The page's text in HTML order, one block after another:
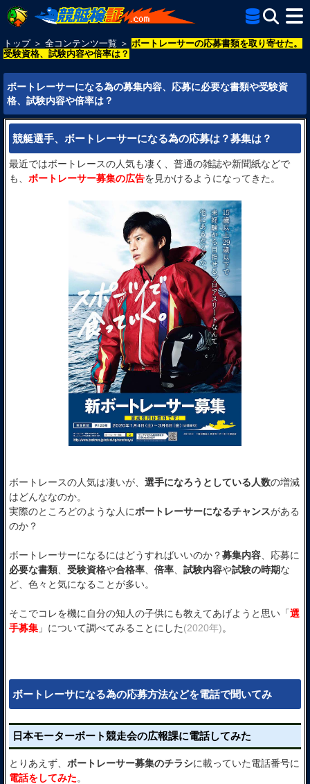
トップ ＞ 全コンテンツ一覧 ＞ ボートレーサーの応募書類を取り寄せた。
受験資格、試験内容や倍率は？
ボートレーサーになる為の募集内容、応募に必要な書類や受験資
格、試験内容や倍率は？
競艇選手、ボートレーサーになる為の応募は？募集は？
最近ではボートレースの人気も凄く、普通の雑誌や新聞紙などで
も、 ボートレーサー募集の広告を見かけるようになってきた。
ボートレースの人気は凄いが、 選手になろうとしている人数の増減
はどんななのか。
実際のところどのような人にボートレーサーになるチャンスがある
のか？
ボートレーサーになるにはどうすればいいのか？募集内容 、応募に
必要な書類
受験資格や合格率 倍率 試験内容や試験の時期な
ど、色々と気になることが多い。
そこでコレを機に自分の知人の子供にも教えてあげようと思い「選
手募集 」について調べてみることにした(2020年)。
ボートレーサになる為の応募方法などを電話で聞いてみ
日本モーターボート競走会の広報課に電話してみた
とりあえず、 ボートレーサー募集のチラシに載っていた電話番号に
電話をしてみた。